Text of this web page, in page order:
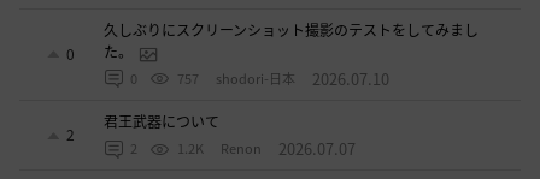
0
久しぶりにスクリーンショット撮影のテストをしてみまし
た。
0 757 shodori-日本 2026.07.10
2
君王武器について
2 1.2K Renon 2026.07.07